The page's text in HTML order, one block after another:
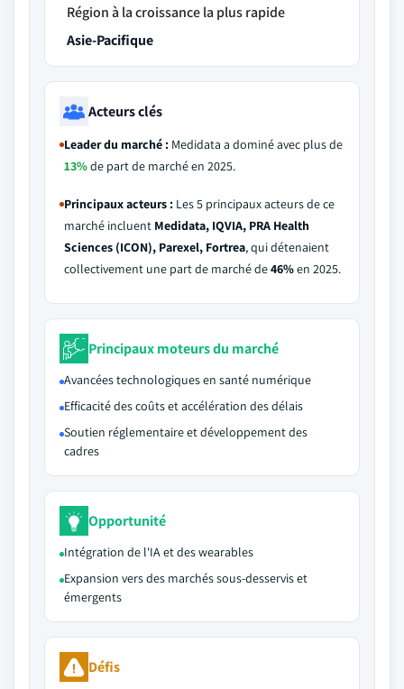
Région à la croissance la plus rapide
Asie-Pacifique
Acteurs clés
Leader du marché : Medidata a dominé avec plus de
13%de part de marché en 2025.
Principaux acteurs : Les 5 principaux acteurs de ce
marché incluent Medidata, IQVIA, PRA Health
Sciences (ICON), Parexel, Fortrea, qui détenaient
collectivement une part de marché de46%en 2025.
Principaux moteurs du marché
Avancées technologiques en santé numérique
Efficacité des coûts et accélération des délais
Soutien réglementaire et développement des
cadres
Opportunité
Intégration de l'IA et des wearables
Expansion vers des marchés sous-desservis et
émergents
Défis